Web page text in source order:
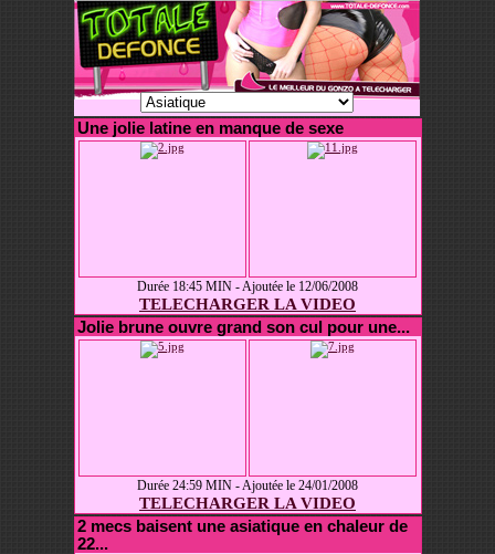
Une jolie latine en manque de sexe
Durée 18:45 MIN - Ajoutée le 12/06/2008
TELECHARGER LA VIDEO
Jolie brune ouvre grand son cul pour une...
Durée 24:59 MIN - Ajoutée le 24/01/2008
TELECHARGER LA VIDEO
2 mecs baisent une asiatique en chaleur de
22...